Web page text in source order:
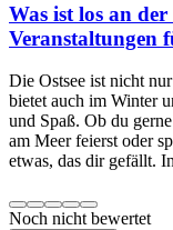
Was ist los an der
Veranstaltungen
Die Ostsee ist nicht
bietet auch im Winter
und Spaß. Ob du
am Meer feierst oder
etwas, das dir gefällt.
Noch nicht bewertet